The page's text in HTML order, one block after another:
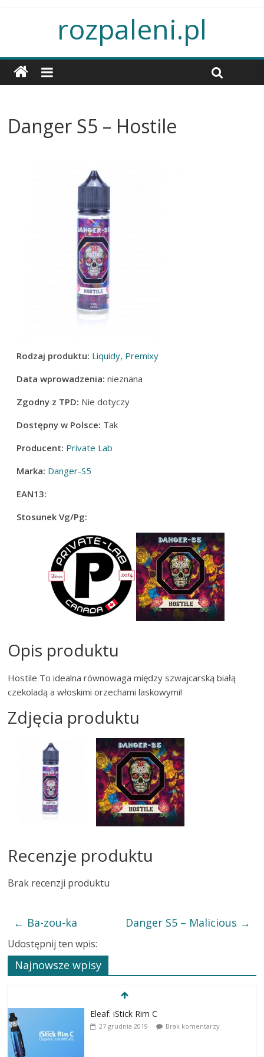
rozpaleni.pl
Danger S5 – Hostile
Rodzaj produktu: Liquidy, Premixy
Data wprowadzenia:nieznana
Zgodny z TPD: Nie dotyczy
Dostępny w Polsce: Tak
Producent: Private Lab
Marka: Danger-S5
EAN13:
Stosunek Vg/Pg:
Opis produktu
Hostile To idealna równowaga między szwajcarską białą
czekoladą a włoskimi orzechami laskowymi!
Zdjęcia produktu
Recenzje produktu
Brak recenzji produktu
← Ba-zou-ka Danger S5 – Malicious →
Udostępnij ten wpis:
Najnowsze wpisy
Eleaf: iStick Rim C
27 grudnia 2019 Brak komentarzy